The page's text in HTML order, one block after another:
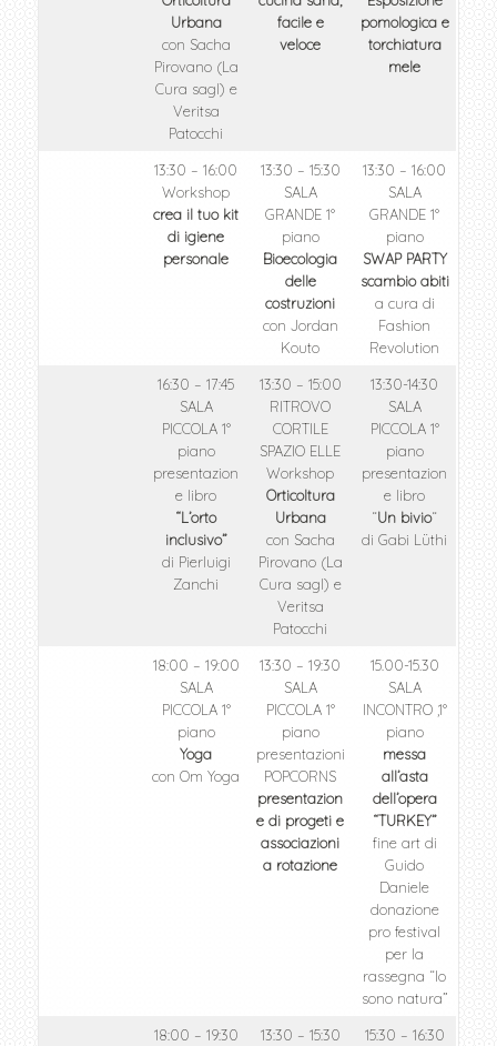
Urbana
con Sacha
Pirovano (La
Cura sagl) e
Veritsa
Patocchi
facile e
veloce
pomologica e
torchiatura
mele
13:30 – 16:00
Workshop
crea il tuo kit
di igiene
personale
13:30 – 15:30
SALA
GRANDE 1°
piano
Bioecologia
delle
costruzioni
con Jordan
Kouto
13:30 – 16:00
SALA
GRANDE 1°
piano
SWAP PARTY
scambio abiti
a cura di
Fashion
Revolution
16:30 – 17:45
SALA
PICCOLA 1°
piano
presentazion
e libro
“L’orto
inclusivo”
di Pierluigi
Zanchi
13:30 – 15:00
RITROVO
CORTILE
SPAZIO ELLE
Workshop
Orticoltura
Urbana
con Sacha
Pirovano (La
Cura sagl) e
Veritsa
Patocchi
13:30-14:30
SALA
PICCOLA 1°
piano
presentazion
e libro
“Un bivio“
di Gabi Lüthi
18:00 – 19:00
SALA
PICCOLA 1°
piano
Yoga
con Om Yoga
13:30 – 19:30
SALA
PICCOLA 1°
piano
presentazioni
POPCORNS
presentazion
e di progeti e
associazioni
a rotazione
15.00-15.30
SALA
INCONTRO ,1°
piano
messa
all’asta
dell’opera
“TURKEY”
fine art di
Guido
Daniele
donazione
pro festival
per la
rassegna “Io
sono natura”
18:00 – 19:30
13:30 – 15:30
15:30 – 16:30